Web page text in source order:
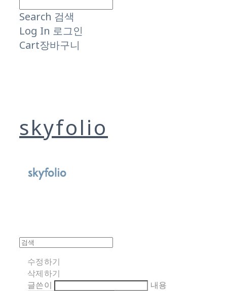
Search 검색
Log In 로그인
Cart장바구니
skyfolio
수정하기
삭제하기
글쓴이
내용